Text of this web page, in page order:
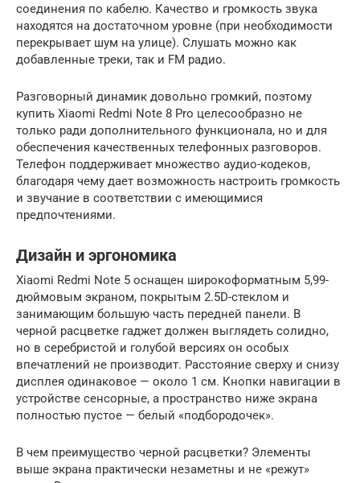
соединения по кабелю. Качество и громкость звука
находятся на достаточном уровне (при необходимости
перекрывает шум на улице). Слушать можно как
добавленные треки, так и FM радио.
Разговорный динамик довольно громкий, поэтому
купить Xiaomi Redmi Note 8 Pro целесообразно не
только ради дополнительного функционала, но и для
обеспечения качественных телефонных разговоров.
Телефон поддерживает множество аудио-кодеков,
благодаря чему дает возможность настроить громкость
и звучание в соответствии с имеющимися
предпочтениями.
Дизайн и эргономика
Xiaomi Redmi Note 5 оснащен широкоформатным 5,99-
дюймовым экраном, покрытым 2.5D-стеклом и
занимающим большую часть передней панели. В
черной расцветке гаджет должен выглядеть солидно,
но в серебристой и голубой версиях он особых
впечатлений не производит. Расстояние сверху и снизу
дисплея одинаковое — около 1 см. Кнопки навигации в
устройстве сенсорные, а пространство ниже экрана
полностью пустое — белый «подбородочек».
В чем преимущество черной расцветки? Элементы
выше экрана практически незаметны и не «режут»